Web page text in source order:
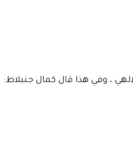
، وفي هذا قال كمال جنبلاط: